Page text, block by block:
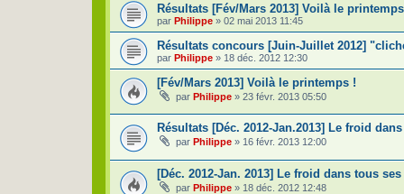
Résultats [Fév/Mars 2013] Voilà le
par Philippe » 02 mai 2013 11:45
Résultats concours [Juin-Juillet 2012]
par Philippe » 18 déc. 2012 12:30
[Fév/Mars 2013] Voilà le printemps !
par Philippe » 23 févr. 2013 05:50
Résultats [Déc. 2012-Jan.2013] Le froid
par Philippe » 16 févr. 2013 12:00
[Déc. 2012-Jan. 2013] Le froid dans tous ses
par Philippe » 18 déc. 2012 12:48